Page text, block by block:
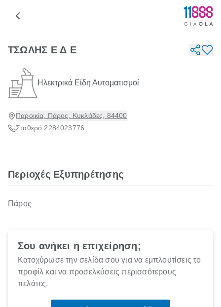
ΤΣΩΛΗΣ Ε Δ Ε
Ηλεκτρικά Είδη Αυτοματισμοί
Παροικία, Πάρος, Κυκλάδες, 84400
Σταθερό:2284023776
Περιοχές Εξυπηρέτησης
Πάρος
Σου ανήκει η επιχείρηση;
Κατοχύρωσε την σελίδα σου για να εμπλουτίσεις το
προφίλ και να προσελκύσεις περισσότερους
πελάτες.